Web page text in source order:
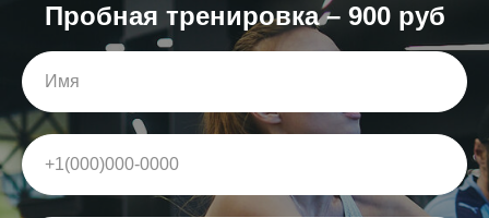
Пробная тренировка – 900 руб